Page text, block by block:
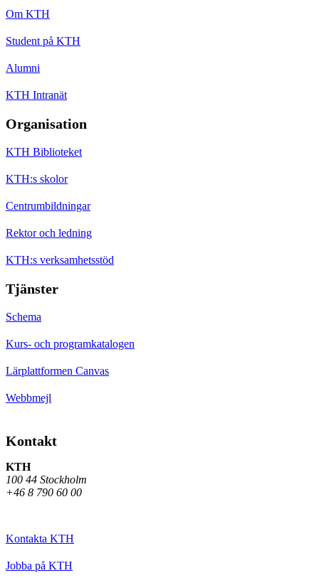
Om KTH
Student på KTH
Alumni
KTH Intranät
Organisation
KTH Biblioteket
KTH:s skolor
Centrumbildningar
Rektor och ledning
KTH:s verksamhetsstöd
Tjänster
Schema
Kurs- och programkatalogen
Lärplattformen Canvas
Webbmejl
Kontakt
KTH
100 44 Stockholm
+46 8 790 60 00
Kontakta KTH
Jobba på KTH